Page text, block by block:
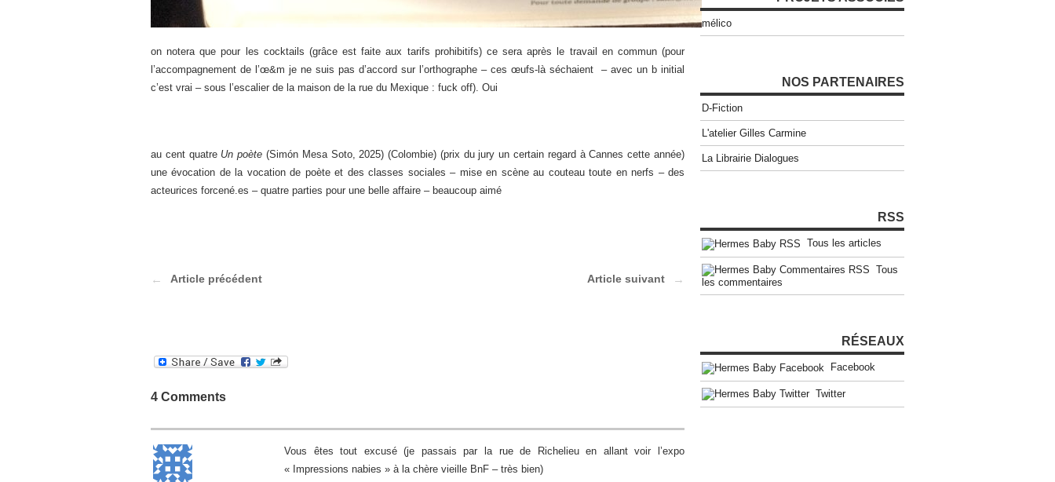
on notera que pour les cocktails (grâce est faite aux tarifs prohibitifs) ce sera après le travail en commun (pour
l’accompagnement de l’œ&m je ne suis pas d’accord sur l’orthographe – ces œufs-là séchaient – avec un b initial
c’est vrai – sous l’escalier de la maison de la rue du Mexique : fuck off). Oui
au cent quatre Un poète (Simón Mesa Soto, 2025) (Colombie) (prix du jury un certain regard à Cannes cette année)
une évocation de la vocation de poète et des classes sociales – mise en scène au couteau toute en nerfs – des
acteurices forcené.es – quatre parties pour une belle affaire – beaucoup aimé
Article précédent Article suivant
4 Comments
Vous êtes tout excusé (je passais par la rue de Richelieu en allant voir l’expo
« Impressions nabies » à la chère vieille BnF – très bien)
mélico
NOS PARTENAIRES
D-Fiction
L'atelier Gilles Carmine
La Librairie Dialogues
RSS
Tous les articles
Tous
les commentaires
RÉSEAUX
Facebook
Twitter